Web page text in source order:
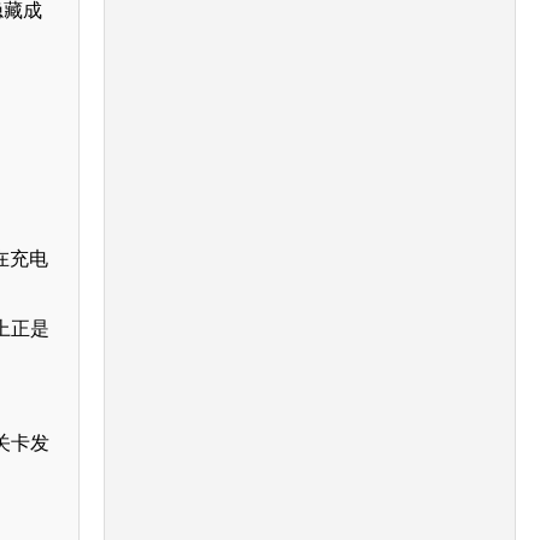
藏成
充电
正是
卡发